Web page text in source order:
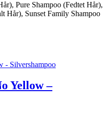
Pure Shampoo (Fedtet Hår),
Hår), Sunset Family Shampoo
Yellow –